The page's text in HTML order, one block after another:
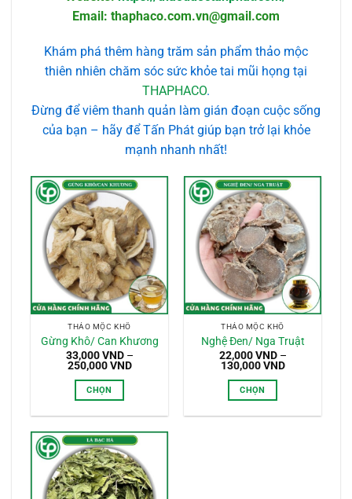
Email: thaphaco.com.vn@gmail.com
Khám phá thêm hàng trăm sản phẩm thảo mộc
thiên nhiên chăm sóc sức khỏe tai mũi họng tại
THAPHACO.
Đừng để viêm thanh quản làm gián đoạn cuộc sống
của bạn – hãy để Tấn Phát giúp bạn trở lại khỏe
mạnh nhanh nhất!
THẢO MỘC KHÔ
Gừng Khô/ Can Khương
33,000VND –
250,000VNDKhoảng
250,000 VND
CHỌN
này
có
nhiều
biến
THẢO MỘC KHÔ
Nghệ Đen/ Nga Truật
22,000VND –
130,000VNDKhoảng
130,000 VND
CHỌN